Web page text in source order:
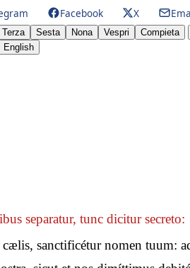
Facebook X
Terza Sesta Nona Vespri Compieta
English
separatur, tunc dicitur secreto:
cælis, sanctificétur nomen tuum: